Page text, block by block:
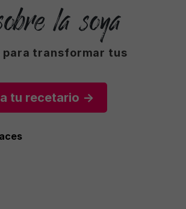
la soya
para transformar tus
tu recetario →